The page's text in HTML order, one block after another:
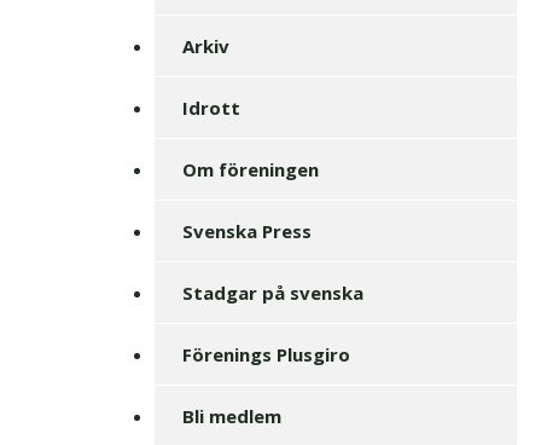
Arkiv
Idrott
Om föreningen
Svenska Press
Stadgar på svenska
Förenings Plusgiro
Bli medlem